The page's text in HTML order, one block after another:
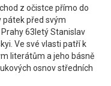
z očistce přímo do
pátek před svým
63letý Stanislav
Ve své vlasti patří k
literátům a jeho básně
osnov středních